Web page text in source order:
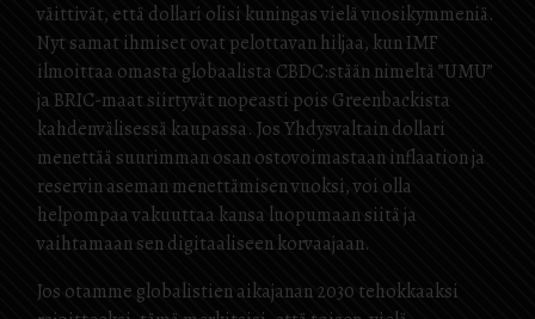
väittivät, että dollari olisi kuningas vielä vuosikymmeniä.
Nyt samat ihmiset ovat pelottavan hiljaa, kun IMF
ilmoittaa omasta globaalista CBDC:stään nimeltä ”UMU”
ja BRIC-maat siirtyvät nopeasti pois Greenbackista
kahdenvälisessä kaupassa. Jos Yhdysvaltain dollari
menettää suurimman osan ostovoimastaan inflaation ja
reservin aseman menettämisen vuoksi, voi olla
helpompaa vakuuttaa kansa luopumaan siitä ja
vaihtamaan sen digitaaliseen korvaajaan.
Jos otamme globalistien aikajanan 2030 tehokkaaksi